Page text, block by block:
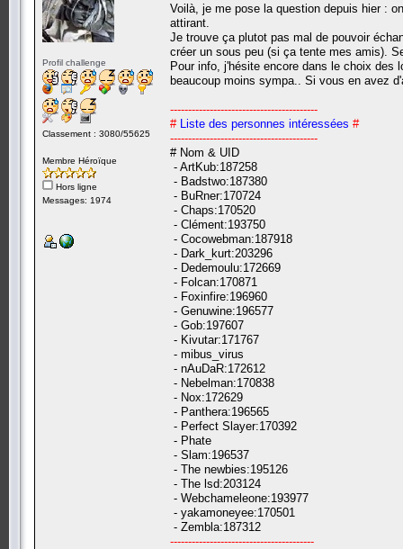
Profil challenge
Classement : 3080/55625
Membre Héroïque
Hors ligne
Messages: 1974
Voilà, je me pose la question depuis hier :
attirant.
Je trouve ça plutot pas mal de pouvoir
créer un sous peu (si ça tente mes amis).
Pour info, j'hésite encore dans le choix
beaucoup moins sympa.. Si vous en avez
-----------------------------------------
#
Liste des personnes intéressées #
-----------------------------------------
# Nom & UID
- ArtKub:187258
- Badstwo:187380
- BuRner:170724
- Chaps:170520
- Clément:193750
- Cocowebman:187918
- Dark_kurt:203296
- Dedemoulu:172669
- Folcan:170871
- Foxinfire:196960
- Genuwine:196577
- Gob:197607
- Kivutar:171767
- mibus_virus
- nAuDaR:172612
- Nebelman:170838
- Nox:172629
- Panthera:196565
- Perfect Slayer:170392
- Phate
- Slam:196537
- The newbies:195126
- The lsd:203124
- Webchameleone:193977
- yakamoneyee:170501
- Zembla:187312
----------------------------------------